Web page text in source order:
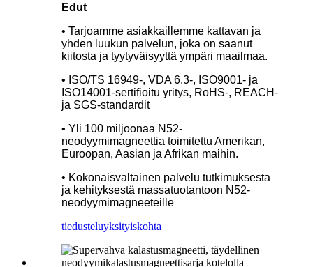
Edut
• Tarjoamme asiakkaillemme kattavan ja
yhden luukun palvelun, joka on saanut
kiitosta ja tyytyväisyyttä ympäri maailmaa.
• ISO/TS 16949-, VDA 6.3-, ISO9001- ja
ISO14001-sertifioitu yritys, RoHS-, REACH-
ja SGS-standardit
• Yli 100 miljoonaa N52-
neodyymimagneettia toimitettu Amerikan,
Euroopan, Aasian ja Afrikan maihin.
• Kokonaisvaltainen palvelu tutkimuksesta
ja kehityksestä massatuotantoon N52-
neodyymimagneeteille
tiedusteluyksityiskohta